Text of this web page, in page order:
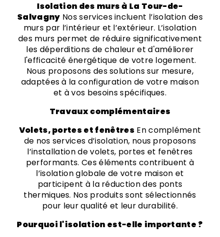
Isolation des murs à La Tour-de-
Salvagny Nos services incluent l’isolation des
murs par l’intérieur et l’extérieur. L’isolation
des murs permet de réduire significativement
les déperditions de chaleur et d'améliorer
l'efficacité énergétique de votre logement.
Nous proposons des solutions sur mesure,
adaptées à la configuration de votre maison
et à vos besoins spécifiques.
Travaux complémentaires
Volets, portes et fenêtres En complément
de nos services d’isolation, nous proposons
l’installation de volets, portes et fenêtres
performants. Ces éléments contribuent à
l’isolation globale de votre maison et
participent à la réduction des ponts
thermiques. Nos produits sont sélectionnés
pour leur qualité et leur durabilité.
Pourquoi l'isolation est-elle importante ?